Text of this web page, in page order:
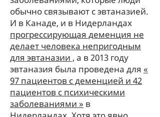
обычно связывают с эвтаназией.
И в Канаде, и в Нидерландах
прогрессирующая деменция не
делает человека непригодным
для эвтаназии , а в 2013 году
эвтаназия была проведена для «
97 пациентов с деменцией и 42
пациентов с психическими
заболеваниями » в